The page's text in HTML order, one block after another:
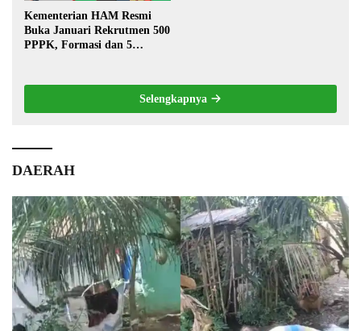
Kementerian HAM Resmi
Buka Januari Rekrutmen 500
PPPK, Formasi dan 5
Selengkapnya
DAERAH